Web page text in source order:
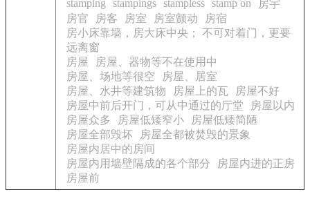
stamping
stampings stampless stamp on
房宇
房官
房客 房室 房室颤动
房宿
房小床靠墙，房大床中央； 不可对着门，更要
远离窗
房屋
房屋、器物等不在使用中
房屋、场地等很空
房屋、居室
房屋、水井等建筑物
房屋上的瓦
房屋不好
房屋中前后开门，可从中通过的厅堂
房屋以内
房屋众多
房屋低矮窄小
房屋低矮简陋
房屋全部毁坏
房屋全都被焚毁的景象
房屋内居中的房间
房屋内用墙壁隔成的各个部分
房屋内进的正房
房屋前